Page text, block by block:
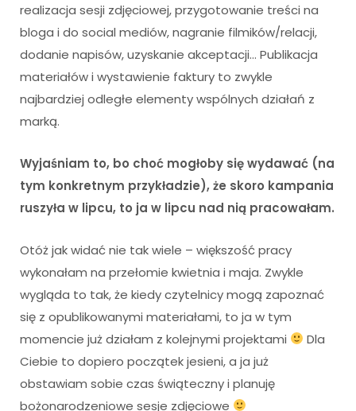
realizacja sesji zdjęciowej, przygotowanie treści na
bloga i do social mediów, nagranie filmików/relacji,
dodanie napisów, uzyskanie akceptacji… Publikacja
materiałów i wystawienie faktury to zwykle
najbardziej odległe elementy wspólnych działań z
marką.
Wyjaśniam to, bo choć mogłoby się wydawać (na
tym konkretnym przykładzie), że skoro kampania
ruszyła w lipcu, to ja w lipcu nad nią pracowałam.
Otóż jak widać nie tak wiele – większość pracy
wykonałam na przełomie kwietnia i maja. Zwykle
wygląda to tak, że kiedy czytelnicy mogą zapoznać
się z opublikowanymi materiałami, to ja w tym
momencie już działam z kolejnymi projektami
Dla
Ciebie to dopiero początek jesieni, a ja już
obstawiam sobie czas świąteczny i planuję
bożonarodzeniowe sesje zdjęciowe